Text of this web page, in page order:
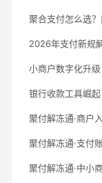
聚合支付怎么选
2026年支付新规
小商户数字化升
银行收款工具崛
聚付解冻通·商户
聚付解冻通·支付
聚付解冻通·中小